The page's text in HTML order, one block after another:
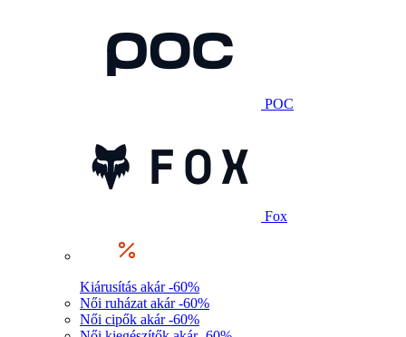
POC
Fox
Kiárusítás akár -60%
Női ruházat akár -60%
Női cipők akár -60%